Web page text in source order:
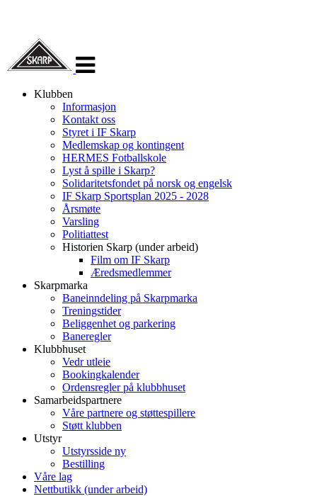
navigasjon
Klubben
Informasjon
Kontakt oss
Styret i IF Skarp
Medlemskap og kontingent
HERMES Fotballskole
Lyst å spille i Skarp?
Solidaritetsfondet på norsk og engelsk
IF Skarp Sportsplan 2025 - 2028
Årsmøte
Varsling
Politiattest
Historien Skarp (under arbeid)
Film om IF Skarp
Æredsmedlemmer
Skarpmarka
Baneinndeling på Skarpmarka
Treningstider
Beliggenhet og parkering
Baneregler
Klubbhuset
Vedr utleie
Bookingkalender
Ordensregler på klubbhuset
Samarbeidspartnere
Våre partnere og støttespillere
Støtt klubben
Utstyr
Utstyrsside ny
Bestilling
Våre lag
Nettbutikk (under arbeid)